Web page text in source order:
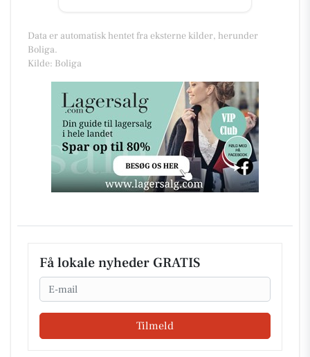
Data er automatisk hentet fra eksterne kilder, herunder
Boliga.
Kilde: Boliga
Få lokale nyheder GRATIS
Email
Tilmeld